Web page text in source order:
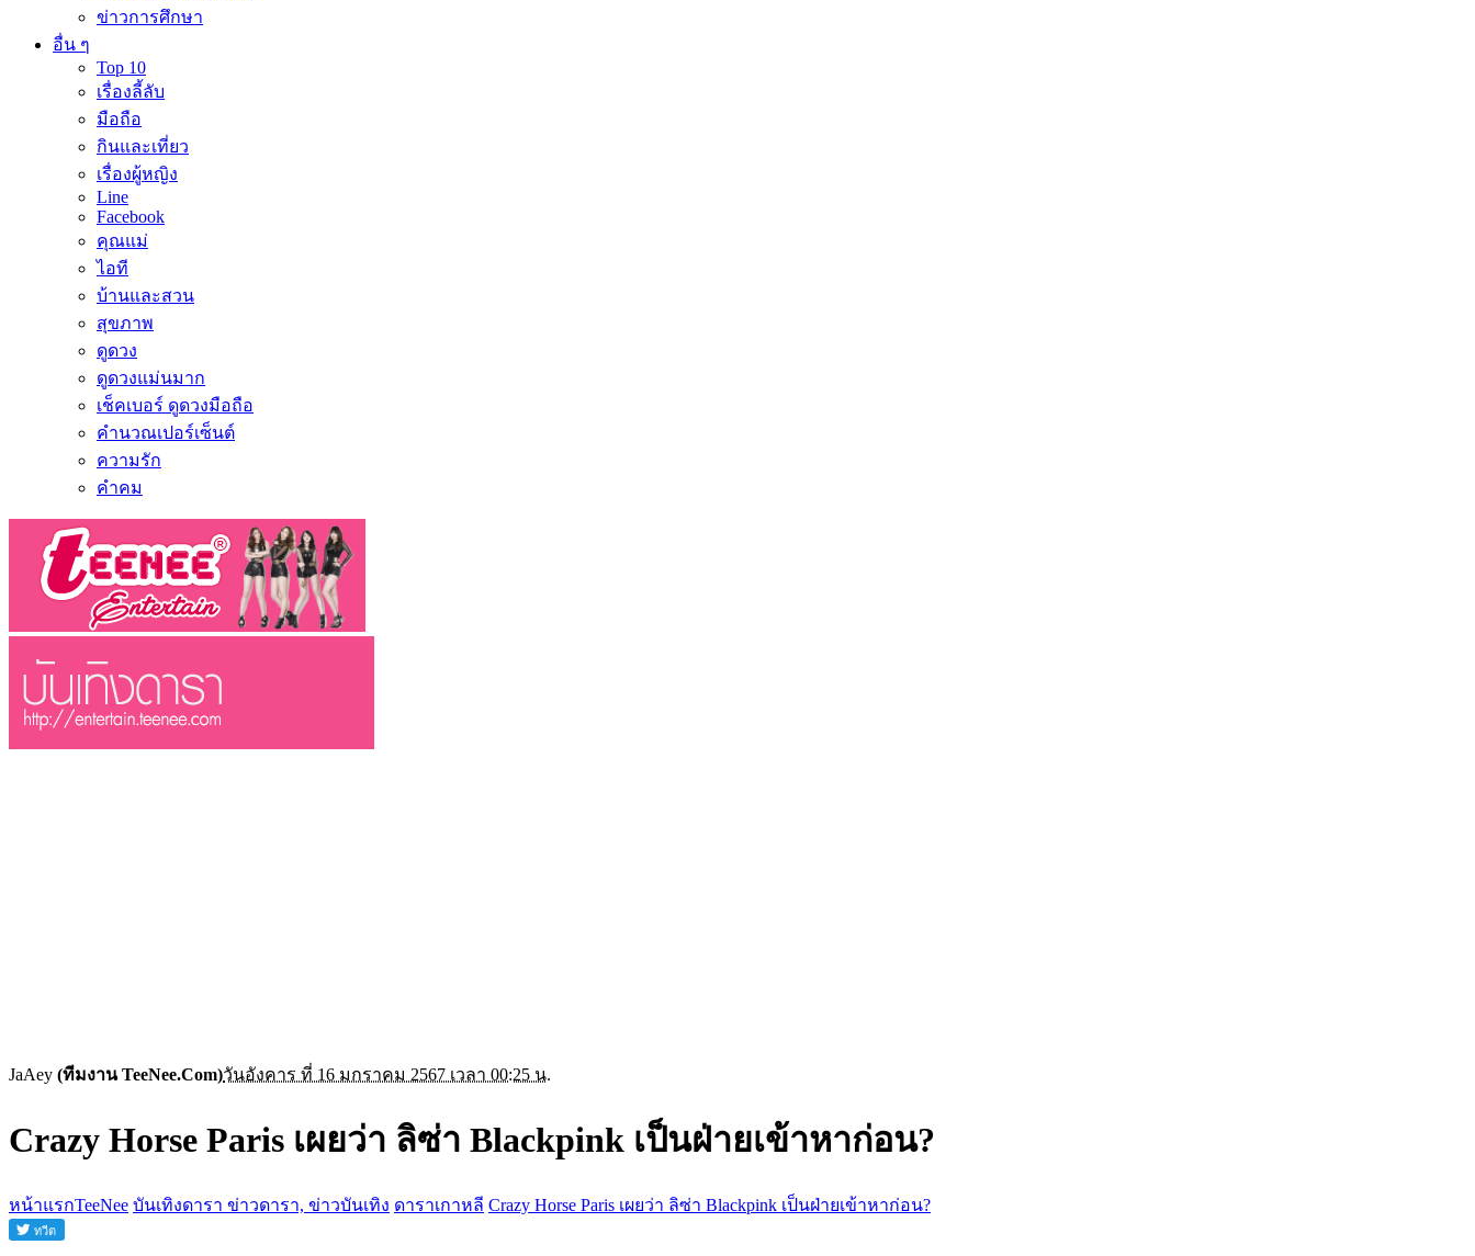
ข่าวการศึกษา
อื่น ๆ
Top 10
เรื่องลี้ลับ
มือถือ
กินและเที่ยว
เรื่องผู้หญิง
Line
Facebook
คุณแม่
ไอที
บ้านและสวน
สุขภาพ
ดูดวง
ดูดวงแม่นมาก
เช็คเบอร์ ดูดวงมือถือ
คำนวณเปอร์เซ็นต์
ความรัก
คำคม
JaAey (ทีมงาน TeeNee.Com)วันอังคาร ที่ 16 มกราคม 2567 เวลา 00:25 น.
Crazy Horse Paris เผยว่า ลิซ่า Blackpink เป็นฝ่ายเข้าหาก่อน?
หน้าแรกTeeNee บันเทิงดารา ข่าวดารา, ข่าวบันเทิง ดาราเกาหลี Crazy Horse Paris เผยว่า ลิซ่า Blackpink เป็นฝ่ายเข้าหาก่อน?